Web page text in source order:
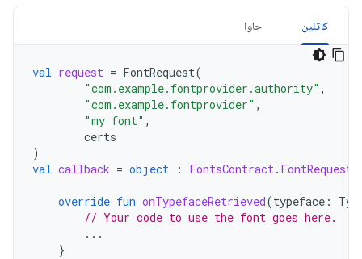
کاتلین جاوا
val request = FontRequest(
"com.example.fontprovider.authority" ,
"com.example.fontprovider" ,
"my font" ,
certs
)
val callback = object : FontsContract.
override fun onTypefaceRetrieved(typeface :
// Your code to use the font goes here.
...
}